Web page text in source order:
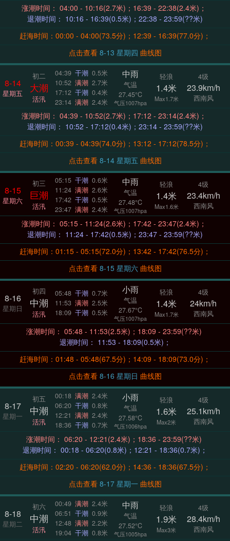
涨潮时间： 04:00 - 10:16(2.7米)；16:39 - 22:38(2.4米)；
退潮时间： 10:16 - 16:39(0.5米)；22:38 - 23:59(??米)
赶海时间：00:00 - 04:00(73.5分)；12:39 - 16:39(77.0分)；
点击查看
8-13 星期四 曲线图
8-14
星期五
初二
大潮
活汛
04:39 干潮 0.5米
10:52 满潮 2.7米
17:12 干潮 0.4米
23:14 满潮 2.4米
中雨
气温
27.45°C
气压1007hpa
轻浪
1.4米
Max1.7米
4级
23.9km/h
西南风
涨潮时间： 04:39 - 10:52(2.7米)；17:12 - 23:14(2.4米)；
退潮时间： 10:52 - 17:12(0.4米)；23:14 - 23:59(??米)
赶海时间：00:39 - 04:39(74.0分)；13:12 - 17:12(78.5分)；
点击查看
8-14 星期五 曲线图
8-15
星期六
初三
巨潮
活汛
05:15 干潮 0.6米
11:24 满潮 2.6米
17:42 干潮 0.5米
23:47 满潮 2.4米
中雨
气温
27.48°C
气压1007hpa
轻浪
1.4米
Max1.6米
4级
23.4km/h
西南风
涨潮时间： 05:15 - 11:24(2.6米)；17:42 - 23:47(2.4米)；
退潮时间： 11:24 - 17:42(0.5米)；23:47 - 23:59(??米)
赶海时间：01:15 - 05:15(72.0分)；13:42 - 17:42(76.5分)；
点击查看
8-15 星期六 曲线图
8-16
星期日
初四
中潮
活汛
05:48 干潮 0.7米
11:53 满潮 2.5米
18:09 干潮 0.5米
小雨
气温
27.67°C
气压1007hpa
轻浪
1.4米
Max1.7米
4级
24km/h
西南风
涨潮时间： 05:48 - 11:53(2.5米)；18:09 - 23:59(??米)
退潮时间： 11:53 - 18:09(0.5米)；
赶海时间：01:48 - 05:48(67.5分)；14:09 - 18:09(73.0分)；
点击查看
8-16 星期日 曲线图
8-17
星期一
初五
中潮
活汛
00:18 满潮 2.4米
06:20 干潮 0.8米
12:21 满潮 2.4米
18:36 干潮 0.7米
小雨
气温
27.58°C
气压1006hpa
轻浪
1.6米
Max2米
4级
25.1km/h
西南风
涨潮时间： 06:20 - 12:21(2.4米)；18:36 - 23:59(??米)
退潮时间： 00:18 - 06:20(0.8米)；12:21 - 18:36(0.7米)；
赶海时间：02:20 - 06:20(62.0分)；14:36 - 18:36(67.5分)；
点击查看
8-17 星期一 曲线图
8-18
星期二
初六
中潮
活汛
00:49 满潮 2.4米
06:51 干潮 0.9米
12:48 满潮 2.2米
19:04 干潮 0.8米
中雨
气温
27.52°C
气压1005hpa
轻浪
1.9米
Max3米
4级
28.4km/h
西南风